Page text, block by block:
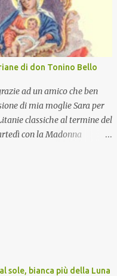
di don Tonino Bello
ad un amico che ben
di mia moglie Sara per
classiche al termine del
con la Madonna
del Vescovo don
sole, bianca più della Luna